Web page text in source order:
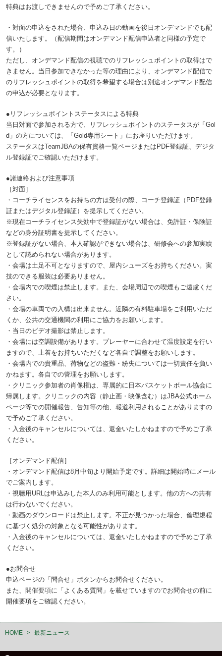
特典はお渡しできませんので予めご了承ください。
・対面の申込をされた場合、申込み日の動画を後日オンデマンドでも配
信いたします。（配信期間はオンデマンド配信申込者と同様の予定で
す。）
ただし、オンデマンド配信の視聴でのリフレッシュポイントの取得はで
きません。当日参加できなかった等の理由により、オンデマンド配信で
のリフレッシュポイントの取得を希望する場合は別途オンデマンド配信
の申込が必要となります。
●リフレッシュポイントステータスによる特典
当日対面で参加される方で、リフレッシュポイントのステータスが「Gol
d」の方については、「Gold専用シート」にお座りいただけます。
ステータスはTeamJBAの保有資格一覧ページまたはPDF登録証、デジタ
ル登録証でご確認いただけます。
●諸連絡および注意事項
［対面］
・コーチライセンスをお持ちの方は受付の際、コーチ登録証（PDF登録
証またはデジタル登録証）を提示してください。
※現在コーチライセンス失効中で登録証がない場合は、免許証・保険証
などの身分証明書を提示してください。
※登録証がない場合、本人確認ができない場合は、研修会への参加実績
として認められない場合があります。
・会場は土足不可となりますので、屋内シューズをお持ちください。実
技のできる服装は必要ありません。
・会場内での喫煙は禁止します。また、会場周辺での喫煙もご遠慮くだ
さい。
・会場の車両での入構は出来ません。近隣の有料駐車場をご利用いただ
くか、公共の交通機関の利用にご協力をお願いします。
・当日のビデオ撮影は禁止します。
・会場には空調設備があります。プレーヤーに合わせて温度設定を行い
ますので、上着をお持ちいただくなど各自で調整をお願いします。
・会場内での貴重品、荷物などの盗難・紛失については一切責任を負い
かねます。各自での管理をお願いします。
・クリニック参加者の肖像権は、専属的に日本バスケットボール協会に
帰属します。クリニックの内容（静止画・映像含む）はJBA公式ホーム
ページ等での開催報告、告知等の他、報道利用されることがありますの
で予めご了承ください。
・入金後のキャンセルについては、返金いたしかねますので予めご了承
ください。
［オンデマンド配信］
・オンデマンド配信は8月中旬より開始予定です。詳細は開始時にメール
でご案内します。
・視聴用URLは申込みした本人のみ利用可能とします。他の方への共有
は行わないでください。
・動画のダウンロードは禁止します。不正が見つかった場合、倫理規程
に基づく処分の対象となる可能性があります。
・入金後のキャンセルについては、返金いたしかねますので予めご了承
ください。
●お問合せ
申込ページの「問合せ」ボタンからお問合せください。
また、開催要項に「よくある質問」を載せていますのでお問合せの前に
開催要項をご確認ください。
HOME > 最新ニュース